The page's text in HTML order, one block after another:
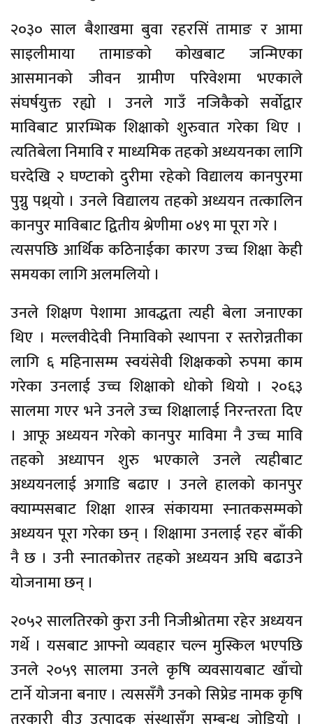
२०३० साल बैशाखमा बुवा रहरसिं तामाङ र आमा
साइलीमाया तामाङको कोखबाट जन्मिएका
आसमानको जीवन ग्रामीण परिवेशमा भएकाले
संघर्षयुक्त रह्यो । उनले गाउँ नजिकैको सर्वोद्वार
माविबाट प्रारम्भिक शिक्षाको शुरुवात गरेका थिए ।
त्यतिबेला निमावि र माध्यमिक तहको अध्ययनका लागि
घरदेखि २ घण्टाको दुरीमा रहेको विद्यालय कानपुरमा
पुग्नु पथ्र्यो । उनले विद्यालय तहको अध्ययन तत्कालिन
कानपुर माविबाट द्वितीय श्रेणीमा ०४९ मा पूरा गरे ।
त्यसपछि आर्थिक कठिनाईका कारण उच्च शिक्षा केही
समयका लागि अलमलियो ।
उनले शिक्षण पेशामा आवद्धता त्यही बेला जनाएका
थिए । मल्लवीदेवी निमाविको स्थापना र स्तरोन्नतीका
लागि ६ महिनासम्म स्वयंसेवी शिक्षकको रुपमा काम
गरेका उनलाई उच्च शिक्षाको धोको थियो । २०६३
सालमा गएर भने उनले उच्च शिक्षालाई निरन्तरता दिए
। आफू अध्ययन गरेको कानपुर माविमा नै उच्च मावि
तहको अध्यापन शुरु भएकाले उनले त्यहीबाट
अध्ययनलाई अगाडि बढाए । उनले हालको कानपुर
क्याम्पसबाट शिक्षा शास्त्र संकायमा स्नातकसम्मको
अध्ययन पूरा गरेका छन् । शिक्षामा उनलाई रहर बाँकी
नै छ । उनी स्नातकोत्तर तहको अध्ययन अघि बढाउने
योजनामा छन् ।
२०५२ सालतिरको कुरा उनी निजीश्रोतमा रहेर अध्ययन
गर्थे । यसबाट आफ्नो व्यवहार चल्न मुस्किल भएपछि
उनले २०५९ सालमा उनले कृषि व्यवसायबाट खाँचो
टार्ने योजना बनाए । त्यससँगै उनको सिप्रेड नामक कृषि